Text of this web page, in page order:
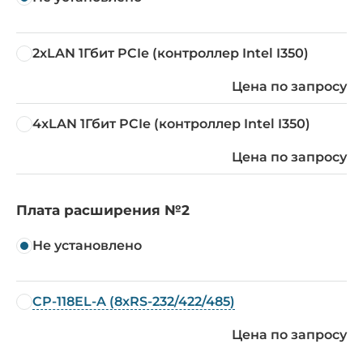
2xLAN 1Гбит PCIe (контроллер Intel I350)
Цена по запросу
4xLAN 1Гбит PCIe (контроллер Intel I350)
Цена по запросу
Плата расширения №2
Не установлено
CP-118EL-A (8xRS-232/422/485)
Цена по запросу